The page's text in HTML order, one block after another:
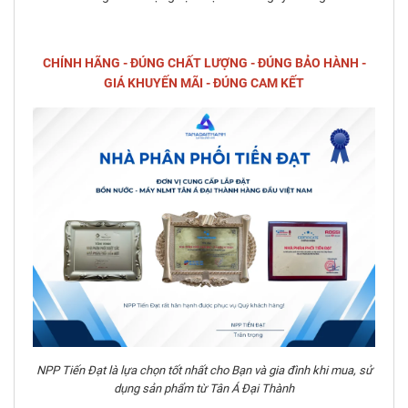
CHÍNH HÃNG - ĐÚNG CHẤT LƯỢNG - ĐÚNG BẢO HÀNH -
GIÁ KHUYẾN MÃI - ĐÚNG CAM KẾT
NPP Tiến Đạt là lựa chọn tốt nhất cho Bạn và gia đình khi mua, sử
dụng sản phẩm từ Tân Á Đại Thành